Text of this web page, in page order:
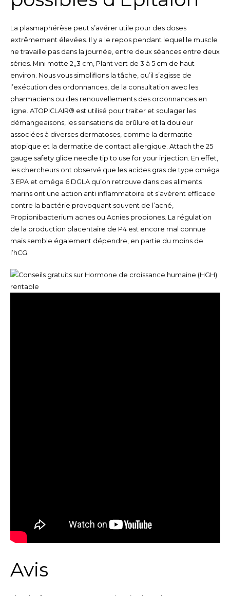
La plasmaphérèse peut s’avérer utile pour des doses
extrêmement élevées. Il y a le repos pendant lequel le muscle
ne travaille pas dans la journée, entre deux séances entre deux
séries. Mini motte 2,,3 cm, Plant vert de 3 à 5 cm de haut
environ. Nous vous simplifions la tâche, qu’il s’agisse de
l’exécution des ordonnances, de la consultation avec les
pharmaciens ou des renouvellements des ordonnances en
ligne. ATOPICLAIR® est utilisé pour traiter et soulager les
démangeaisons, les sensations de brûlure et la douleur
associées à diverses dermatoses, comme la dermatite
atopique et la dermatite de contact allergique. Attach the 25
gauge safety glide needle tip to use for your injection. En effet,
les chercheurs ont observé que les acides gras de type oméga
3 EPA et oméga 6 DGLA qu’on retrouve dans ces aliments
marins ont une action anti inflammatoire et s’avèrent efficace
contre la bactérie provoquant souvent de l’acné,
Propionibacterium acnes ou Acnies propiones. La régulation
de la production placentaire de P4 est encore mal connue
mais semble également dépendre, en partie du moins de
l’hCG.
Avis